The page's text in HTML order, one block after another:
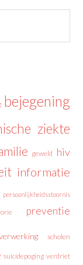
bejegening
ziekte
geweld hiv
informatie
persoonlijkheidsstoornis
preventie
scholen
suicidepoging verdriet